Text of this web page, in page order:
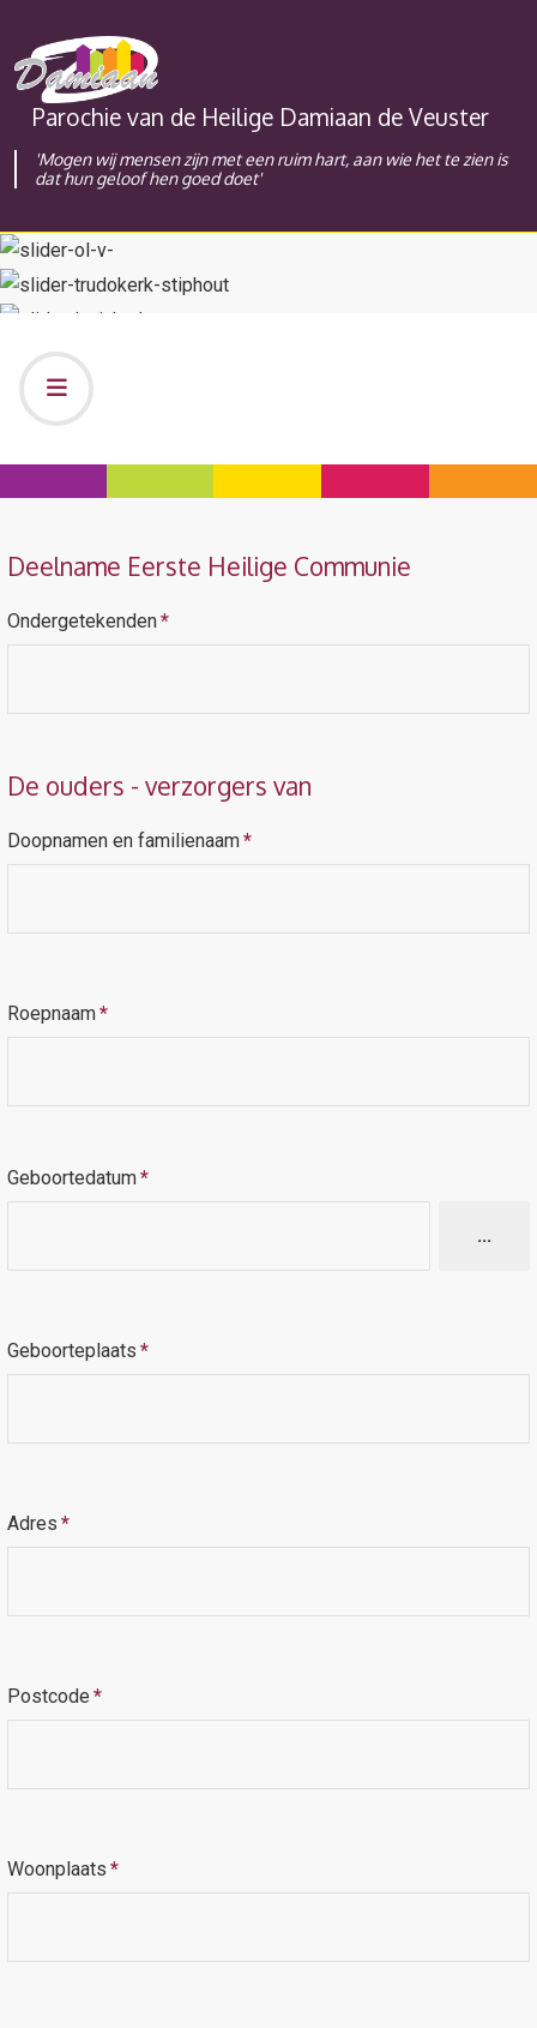
Parochie van de Heilige Damiaan de Veuster
'Mogen wij mensen zijn met een ruim hart, aan wie het te zien is
dat hun geloof hen goed doet'
Deelname Eerste Heilige Communie
Ondergetekenden*
De ouders - verzorgers van
Doopnamen en familienaam*
Roepnaam*
Geboortedatum*
...
Geboorteplaats *
Adres *
Postcode *
Woonplaats *